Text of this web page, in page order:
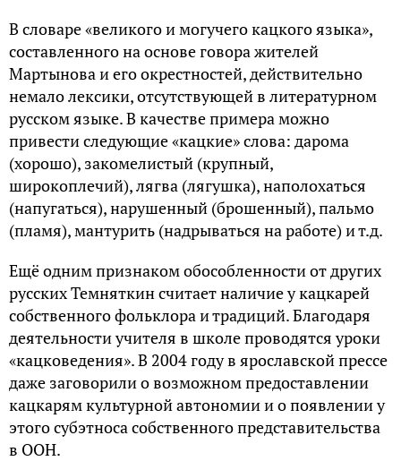
В словаре «великого и могучего кацкого языка»,
составленного на основе говора жителей
Мартынова и его окрестностей, действительно
немало лексики, отсутствующей в литературном
русском языке. В качестве примера можно
привести следующие «кацкие» слова: дарома
(хорошо), закомелистый (крупный,
широкоплечий), лягва (лягушка), наполохаться
(напугаться), нарушенный (брошенный), пальмо
(пламя), мантурить (надрываться на работе) и т.д.
Ещё одним признаком обособленности от других
русских Темняткин считает наличие у кацкарей
собственного фольклора и традиций. Благодаря
деятельности учителя в школе проводятся уроки
«кацковедения». В 2004 году в ярославской прессе
даже заговорили о возможном предоставлении
кацкарям культурной автономии и о появлении у
этого субэтноса собственного представительства
в ООН.